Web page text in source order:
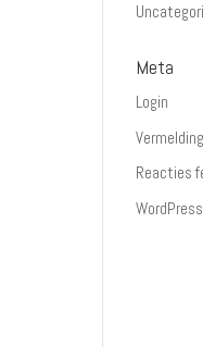
Meta
Login
Reacties